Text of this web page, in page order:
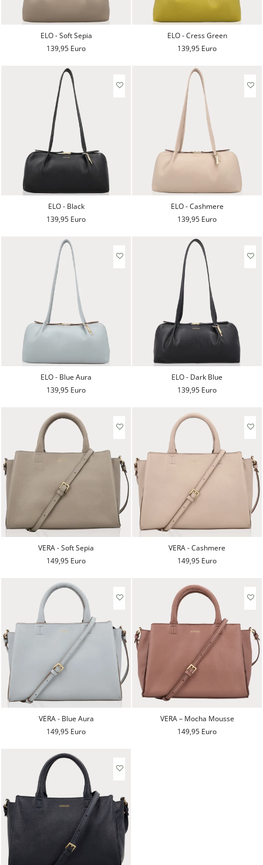
ELO - Soft Sepia
139,95 Euro
ELO - Cress Green
139,95 Euro
ELO - Black
139,95 Euro
ELO - Cashmere
139,95 Euro
ELO - Blue Aura
139,95 Euro
ELO - Dark Blue
139,95 Euro
VERA - Soft Sepia
149,95 Euro
VERA - Cashmere
149,95 Euro
VERA - Blue Aura
149,95 Euro
VERA – Mocha Mousse
149,95 Euro